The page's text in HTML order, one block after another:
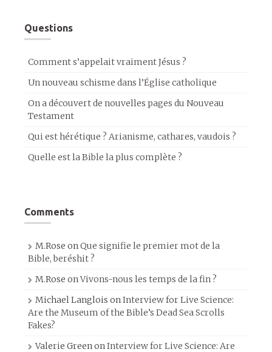
Questions
Comment s’appelait vraiment Jésus ?
Un nouveau schisme dans l’Église catholique
On a découvert de nouvelles pages du Nouveau
Testament
Qui est hérétique ? Arianisme, cathares, vaudois ?
Quelle est la Bible la plus complète ?
Comments
M.Rose onQue signifie le premier mot de la
Bible, beréshit ?
M.Rose onVivons-nous les temps de la fin ?
Michael Langlois onInterview for Live Science:
Are the Museum of the Bible’s Dead Sea Scrolls
Fakes?
Valerie GreenonInterview for Live Science: Are